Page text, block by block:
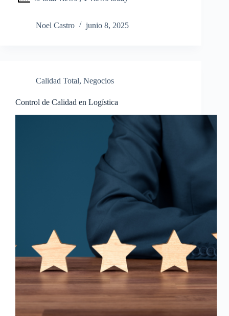
Noel Castro junio 8, 2025
Calidad Total, Negocios
Control de Calidad en Logística